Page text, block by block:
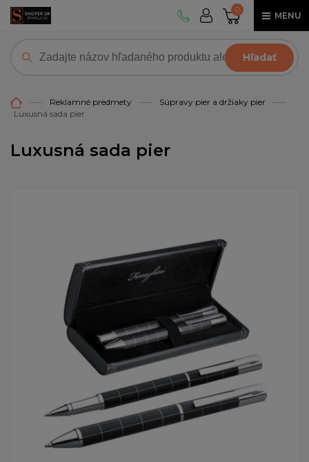
0
MENU
Hľadať
Reklamné predmety
Súpravy pier a držiaky pier
Luxusná sada pier
Luxusná sada pier